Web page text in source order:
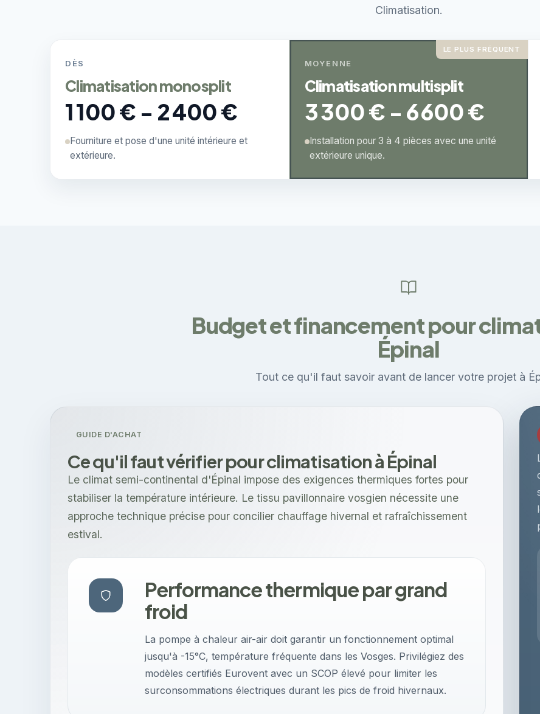
Climatisation.
DÈS
Climatisation monosplit
1 100 € - 2 400 €
Fourniture et pose d'une unité intérieure et
extérieure.
LE PLUS FRÉQUENT
MOYENNE
Climatisation multisplit
3 300 € - 6 600 €
Installation pour 3 à 4 pièces avec une unité
extérieure unique.
Budget et financement pour
Épinal
Tout ce qu'il faut savoir avant de lancer votre projet à
GUIDE D'ACHAT
Ce qu'il faut vérifier pour climatisation à Épinal
Le climat semi-continental d'Épinal impose des exigences thermiques fortes pour
stabiliser la température intérieure. Le tissu pavillonnaire vosgien nécessite une
approche technique précise pour concilier chauffage hivernal et rafraîchissement
estival.
Performance thermique par grand
froid
La pompe à chaleur air-air doit garantir un fonctionnement optimal
jusqu'à -15°C, température fréquente dans les Vosges. Privilégiez des
modèles certifiés Eurovent avec un SCOP élevé pour limiter les
surconsommations électriques durant les pics de froid hivernaux.